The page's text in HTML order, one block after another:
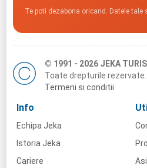
Te poti dezabona oricand. Datele tale
© 1991 - 2026 JEKA
Toate drepturile rezervate.
Termeni si conditii
Info
Echipa Jeka
Istoria Jeka
Cariere